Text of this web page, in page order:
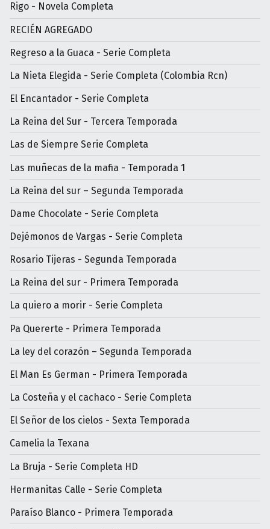
Rigo - Novela Completa
RECIÉN AGREGADO
Regreso a la Guaca - Serie Completa
La Nieta Elegida - Serie Completa (Colombia Rcn)
El Encantador - Serie Completa
La Reina del Sur - Tercera Temporada
Las de Siempre Serie Completa
Las muñecas de la mafia - Temporada 1
La Reina del sur – Segunda Temporada
Dame Chocolate - Serie Completa
Dejémonos de Vargas - Serie Completa
Rosario Tijeras - Segunda Temporada
La Reina del sur - Primera Temporada
La quiero a morir - Serie Completa
Pa Quererte - Primera Temporada
La ley del corazón – Segunda Temporada
El Man Es German - Primera Temporada
La Costeña y el cachaco - Serie Completa
El Señor de los cielos - Sexta Temporada
Camelia la Texana
La Bruja - Serie Completa HD
Hermanitas Calle - Serie Completa
Paraíso Blanco - Primera Temporada